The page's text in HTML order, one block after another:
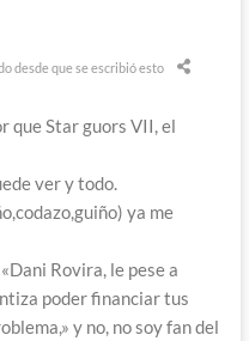
desde que se escribió esto
que Star guors VII, el
ver y todo.
ya me
Rovira, le pese a
poder financiar tus
y no, no soy fan del